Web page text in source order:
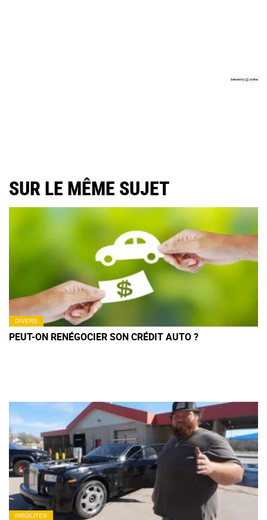
SUR LE MÊME SUJET
DIVERS
PEUT-ON RENÉGOCIER SON CRÉDIT AUTO ?
INSOLITES